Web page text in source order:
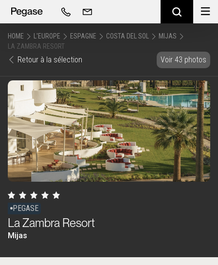
HOME L'EUROPE ESPAGNE COSTA DEL SOL
MIJAS
LA ZAMBRA RESORT
Retour à la sélection Voir 43 photos
PEGASE
La Zambra Resort
Mijas